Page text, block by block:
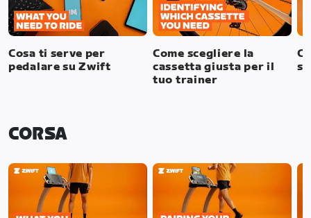
Cosa ti serve per
pedalare su Zwift
Come scegliere la
cassetta giusta per il
tuo trainer
CORSA